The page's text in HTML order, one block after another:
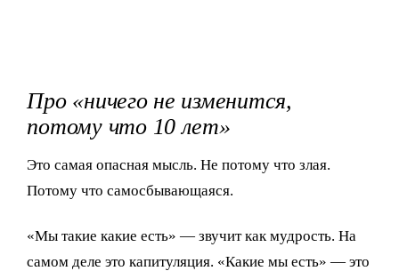
Про «ничего не изменится,
потому что 10 лет»
Это самая опасная мысль. Не потому что злая.
Потому что самосбывающаяся.
«Мы такие какие есть» — звучит как мудрость. На
самом деле это капитуляция. «Какие мы есть» — это